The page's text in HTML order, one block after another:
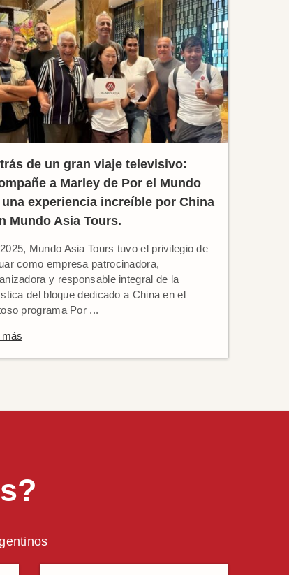
de un gran viaje televisivo:
a Marley de Por el Mundo
una experiencia increíble por China
Mundo Asia Tours.
Mundo Asia Tours tuvo el privilegio de
como empresa patrocinadora,
y responsable integral de la
del bloque dedicado a China en el
programa Por ...
más